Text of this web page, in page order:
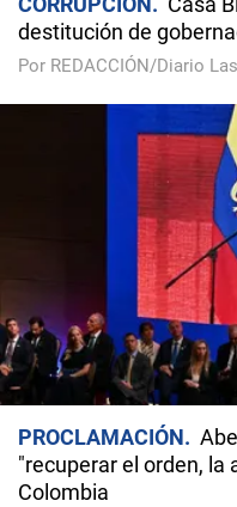
destitución de
Por REDACCIÓN/Diario
PROCLAMACIÓN
"recuperar el orden, la
Colombia